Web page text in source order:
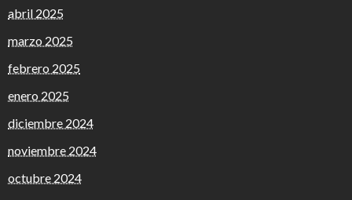
abril 2025
marzo 2025
febrero 2025
enero 2025
diciembre 2024
noviembre 2024
octubre 2024